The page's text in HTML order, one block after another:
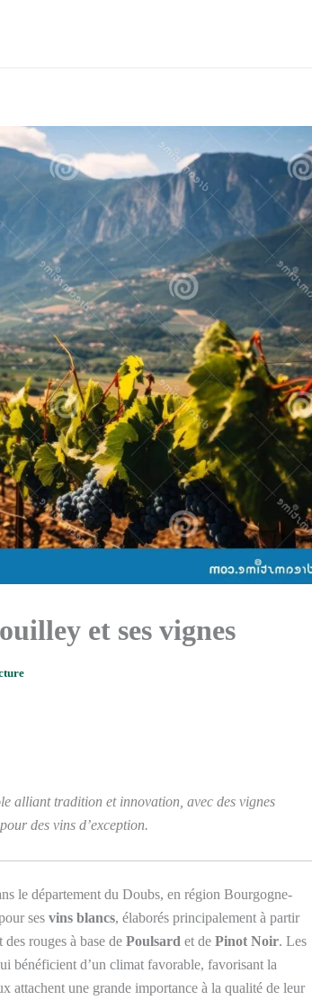
et ses vignes
alliant tradition et innovation, avec des vignes
des vins d’exception.
le département du Doubs, en région Bourgogne-
ses vins blancs, élaborés principalement à partir
rouges à base de Poulsard et de Pinot Noir. Les
bénéficient d’un climat favorable, favorisant la
attachent une grande importance à la qualité de leur